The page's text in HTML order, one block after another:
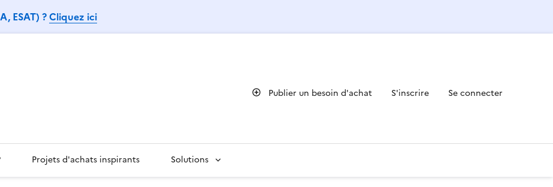
ESAT) ?Cliquez ici
Publier un besoin d'achat S'inscrire Se connecter
Projets d'achats inspirants Solutions